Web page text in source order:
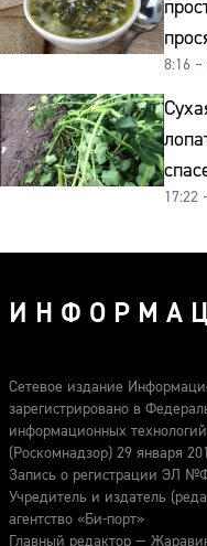
8:16 –
17:22
Сетевое издание
зарегистрировано в
информационных
(Роскомнадзор) 29 января
Запись о регистрации ЭЛ
Учредитель и издатель
агентство «Би-порт»
Главный редактор —